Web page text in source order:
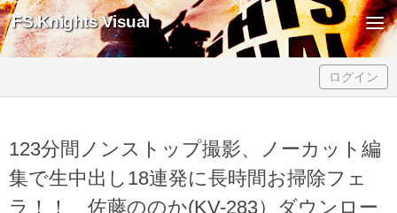
Skip to content
FS.Knights Visual
ログイン
123分間ノンストップ撮影、ノーカット編
集で生中出し18連発に長時間お掃除フェ
ラ！！ 佐藤ののか(KV-283）ダウンロー